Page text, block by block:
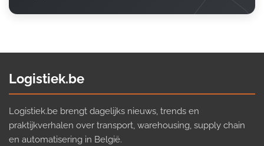
Logistiek.be
Logistiek.be brengt dagelijks nieuws, trends en
praktijkverhalen over transport, warehousing, supply chain
en automatisering in België.